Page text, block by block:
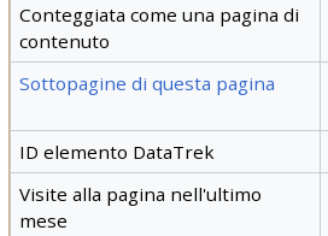
Conteggiata come una pagina di
contenuto
Sottopagine di questa pagina
ID elemento DataTrek
Visite alla pagina nell'ultimo
mese